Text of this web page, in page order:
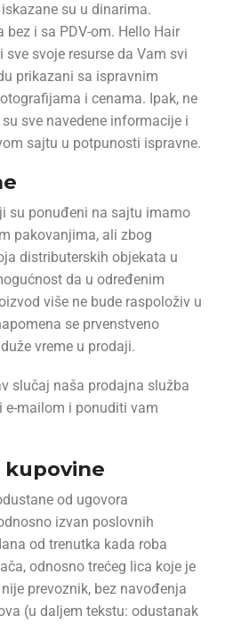
su u dinarima.
bez i sa PDV-om. Hello Hair
svoje resurse da Vam svi
prikazani sa ispravnim
i cenama. Ipak, ne
sve navedene informacije i
sajtu u potpunosti ispravne.
su ponuđeni na sajtu imamo
pakovanjima, ali zbog
distributerskih objekata u
da u određenim
više ne bude raspoloživ u
se prvenstveno
vreme u prodaji.
slučaj naša prodajna služba
e-mailom i ponuditi vam
kupovine
od ugovora
izvan poslovnih
od trenutka kada roba
odnosno trećeg lica koje je
prevoznik, bez navođenja
(u daljem tekstu: odustanak